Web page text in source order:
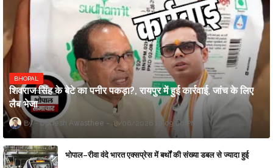
BHOPAL
शिवराज सिंह के बेटे का पनीर पकड़ा?, रायपुर में हुई कार्रवाई, जांच के लिए
लैब भेजा
Updesh Awasthee 8/06/2026 10:09:00 PM
भोपाल–रीवा वंदे भारत एक्सप्रेस में बर्थों की संख्या डबल से ज्यादा हुई